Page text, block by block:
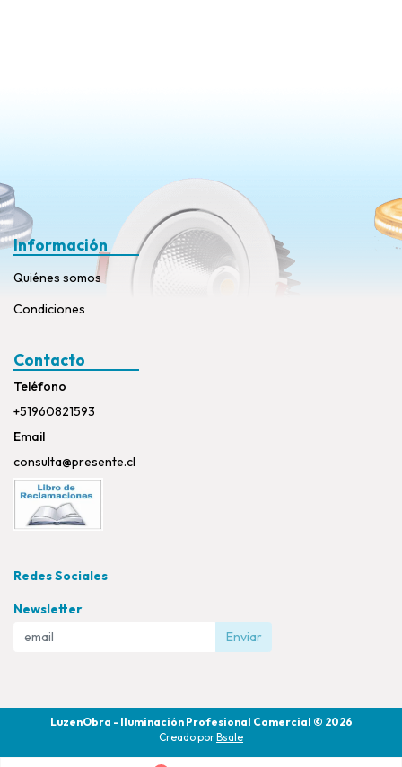
Información
Quiénes somos
Condiciones
Contacto
Teléfono
+51960821593
Email
consulta@presente.cl
Redes Sociales
Newsletter
Enviar
LuzenObra - Iluminación Profesional Comercial © 2026
Creado porBsale